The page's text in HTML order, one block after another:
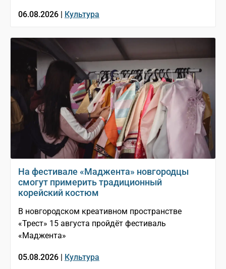
06.08.2026 | Культура
На фестивале «Маджента» новгородцы
смогут примерить традиционный
корейский костюм
В новгородском креативном пространстве
«Трест» 15 августа пройдёт фестиваль
«Маджента»
05.08.2026 | Культура